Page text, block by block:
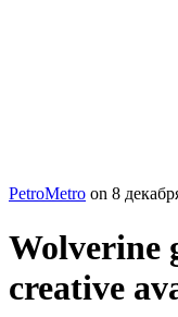
PetroMetro on 8
Wolverine
creative